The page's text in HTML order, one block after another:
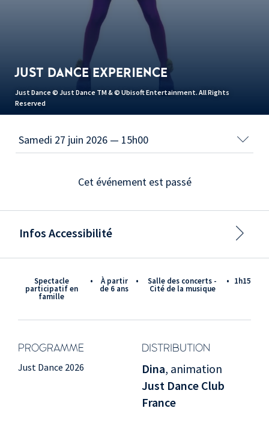
Just Dance © Just Dance TM & © Ubisoft Entertainment. All Rights
Reserved
JUST DANCE EXPERIENCE
Spectacle
participatif en
famille
• à partir
de 6 ans
• Salle des concerts -
Cité de la musique
• 1h15
PROGRAMME DISTRIBUTION
Just Dance 2026 Dina, animation
Just Dance Club
France
Cet événement est passé
Infos Accessibilité